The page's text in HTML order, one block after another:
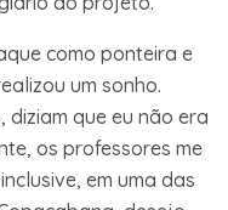
como ponteira e
um sonho.
que eu não era
os professores me
em uma das